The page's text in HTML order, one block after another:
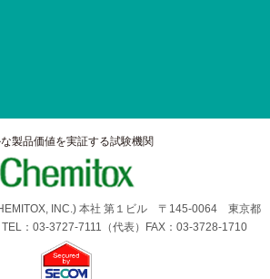
製品価値を実証する試験機関
INC.) 本社 第１ビル 〒145-0064 東京都
：03-3727-7111（代表）FAX：03-3728-1710